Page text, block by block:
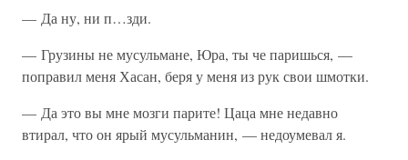
— Да ну, ни п…зди.
— Грузины не мусульмане, Юра, ты че паришься, —
поправил меня Хасан, беря у меня из рук свои шмотки.
— Да это вы мне мозги парите! Цаца мне недавно
втирал, что он ярый мусульманин, — недоумевал я.